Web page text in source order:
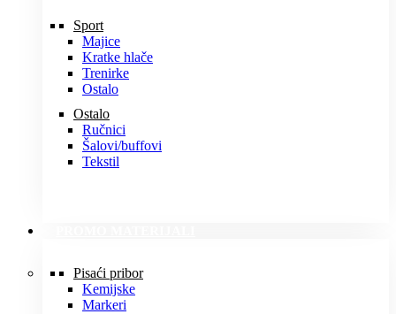
Sport
Majice
Kratke hlače
Trenirke
Ostalo
Ostalo
Ručnici
Šalovi/buffovi
Tekstil
Pisaći pribor
Kemijske
Markeri